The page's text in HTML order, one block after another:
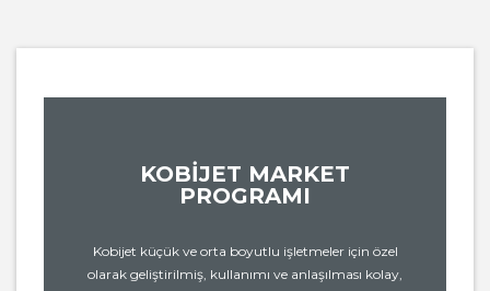
KOBİJET MARKET
PROGRAMI
Kobijet küçük ve orta boyutlu işletmeler için özel
olarak geliştirilmiş, kullanımı ve anlaşılması kolay,